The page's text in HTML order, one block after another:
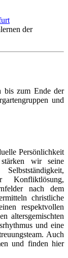
der
bis zum Ende der
und
Persönlichkeit
wir seine
Konfliktlösung,
nach dem
christliche
respektvollen
altersgemischten
und eine
Auch
und finden hier